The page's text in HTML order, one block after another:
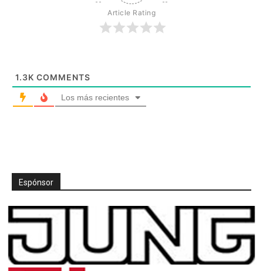
Article Rating
1.3K COMMENTS
Los más recientes
Espónsor